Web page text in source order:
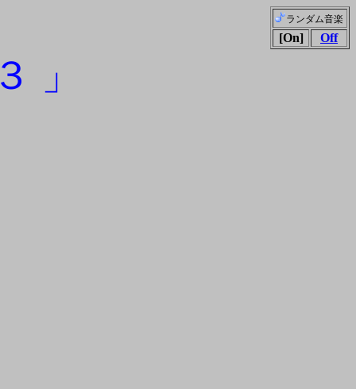
ランダム音楽
[On] Off
」